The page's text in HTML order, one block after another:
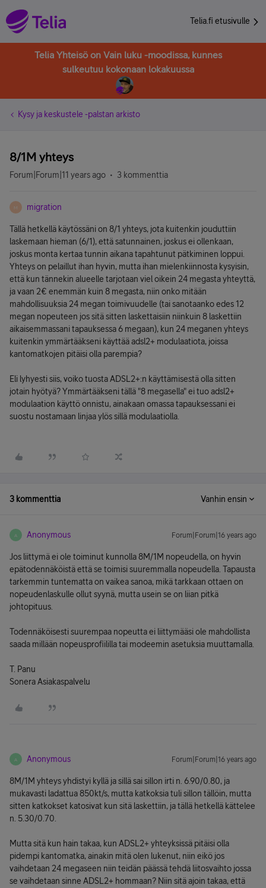
Telia.fi etusivulle
Telia Yhteisö on Vain luku -moodissa, kunnes
sulkeutuu kokonaan lokakuussa
Kysy ja keskustele -palstan arkisto
8/1M yhteys
Forum|Forum|11 years ago 3 kommenttia
M migration
Tällä hetkellä käytössäni on 8/1 yhteys, jota kuitenkin jouduttiin
laskemaan hieman (6/1), että satunnainen, joskus ei ollenkaan,
joskus monta kertaa tunnin aikana tapahtunut pätkiminen loppui.
Yhteys on pelaillut ihan hyvin, mutta ihan mielenkiinnosta kysyisin,
että kun tännekin alueelle tarjotaan viel oikein 24 megasta yhteyttä,
ja vaan 2€ enemmän kuin 8 megasta, niin onko mitään
mahdollisuuksia 24 megan toimivuudelle (tai sanotaanko edes 12
megan nopeuteen jos sitä sitten laskettaisiin niinkuin 8 laskettiin
aikaisemmassani tapauksessa 6 megaan), kun 24 meganen yhteys
kuitenkin ymmärtääkseni käyttää adsl2+ modulaatiota, joissa
kantomatkojen pitäisi olla parempia?
Eli lyhyesti siis, voiko tuosta ADSL2+:n käyttämisestä olla sitten
jotain hyötyä? Ymmärtääkseni tällä "8 megasella" ei tuo adsl2+
modulaation käyttö onnistu, ainakaan omassa tapauksessani ei
suostu nostamaan linjaa ylös sillä modulaatiolla.
3 kommenttia Vanhin ensin
A Anonymous Forum|Forum|16 years ago
Jos liittymä ei ole toiminut kunnolla 8M/1M nopeudella, on hyvin
epätodennäköistä että se toimisi suuremmalla nopeudella. Tapausta
tarkemmin tuntematta on vaikea sanoa, mikä tarkkaan ottaen on
nopeudenlaskulle ollut syynä, mutta usein se on liian pitkä
johtopituus.
Todennäköisesti suurempaa nopeutta ei liittymääsi ole mahdollista
saada millään nopeusprofiililla tai modeemin asetuksia muuttamalla.
T. Panu
Sonera Asiakaspalvelu
A Anonymous Forum|Forum|16 years ago
8M/1M yhteys yhdistyi kyllä ja sillä sai sillon irti n. 6.90/0.80, ja
mukavasti ladattua 850kt/s, mutta katkoksia tuli sillon tällöin, mutta
sitten katkokset katosivat kun sitä laskettiin, ja tällä hetkellä kättelee
n. 5.30/0.70.
Mutta sitä kun hain takaa, kun ADSL2+ yhteyksissä pitäisi olla
pidempi kantomatka, ainakin mitä olen lukenut, niin eikö jos
vaihdetaan 24 megaseen niin teidän päässä tehdä liitosvaihto jossa
se vaihdetaan sinne ADSL2+ hommaan? Niin sitä ajoin takaa, että